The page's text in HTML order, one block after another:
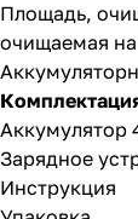
Площадь,
очищаемая
Аккумулятор
Зарядное
Инструкция